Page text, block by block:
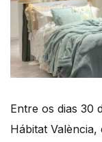
Entre os dias 30
Hábitat